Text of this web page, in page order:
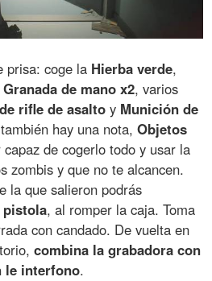
prisa: coge la Hierba verde,
Granada de mano x2, varios
rifle de asalto y Munición de
hay una nota,Objetos
de cogerlo todo y usar la
zombis y que no te alcancen.
la que salieron podrás
pistola, al romper la caja. Toma
con candado. De vuelta en
combina la grabadora con
le interfono.